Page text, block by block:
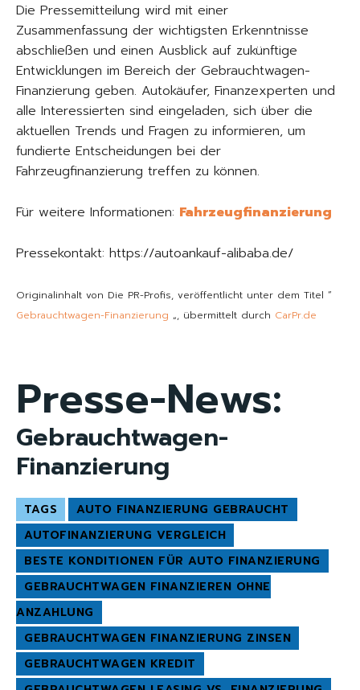
Die Pressemitteilung wird mit einer
Zusammenfassung der wichtigsten Erkenntnisse
abschließen und einen Ausblick auf zukünftige
Entwicklungen im Bereich der Gebrauchtwagen-
Finanzierung geben. Autokäufer, Finanzexperten und
alle Interessierten sind eingeladen, sich über die
aktuellen Trends und Fragen zu informieren, um
fundierte Entscheidungen bei der
Fahrzeugfinanzierung treffen zu können.
Für weitere Informationen: Fahrzeugfinanzierung
Pressekontakt: https://autoankauf-alibaba.de/
Originalinhalt von Die PR-Profis, veröffentlicht unter dem Titel “
Gebrauchtwagen-Finanzierung „, übermittelt durch CarPr.de
Presse-News:
Gebrauchtwagen-
Finanzierung
TAGS
AUTO FINANZIERUNG GEBRAUCHT
AUTOFINANZIERUNG VERGLEICH
BESTE KONDITIONEN FÜR AUTO FINANZIERUNG
GEBRAUCHTWAGEN FINANZIEREN OHNE
ANZAHLUNG
GEBRAUCHTWAGEN FINANZIERUNG ZINSEN
GEBRAUCHTWAGEN KREDIT